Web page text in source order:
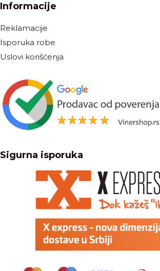
Informacije
Reklamacije
Isporuka robe
Uslovi korišćenja
Sigurna isporuka